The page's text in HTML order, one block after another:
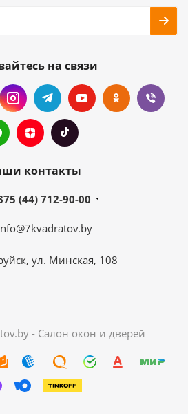
на связи
контакты
(44) 712-90-00
ул. Минская, 108
- Салон окон и дверей